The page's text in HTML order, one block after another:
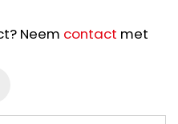
Neem contact met